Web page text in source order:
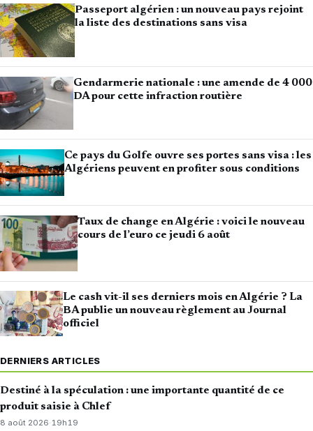
Passeport algérien : un nouveau pays rejoint
la liste des destinations sans visa
Gendarmerie nationale : une amende de 4 000
DA pour cette infraction routière
Ce pays du Golfe ouvre ses portes sans visa : les
Algériens peuvent en profiter sous conditions
Taux de change en Algérie : voici le nouveau
cours de l’euro ce jeudi 6 août
Le cash vit-il ses derniers mois en Algérie ? La
BA publie un nouveau règlement au Journal
officiel
DERNIERS ARTICLES
Destiné à la spéculation : une importante quantité de ce
produit saisie à Chlef
8 août 2026· 19h19